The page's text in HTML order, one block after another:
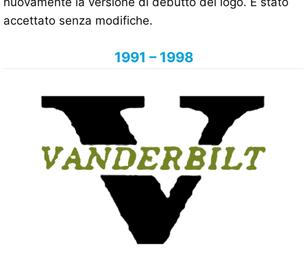
accettato senza modifiche.
1991 – 1998